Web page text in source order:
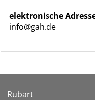
elektronische
info@gah.de
Rubart